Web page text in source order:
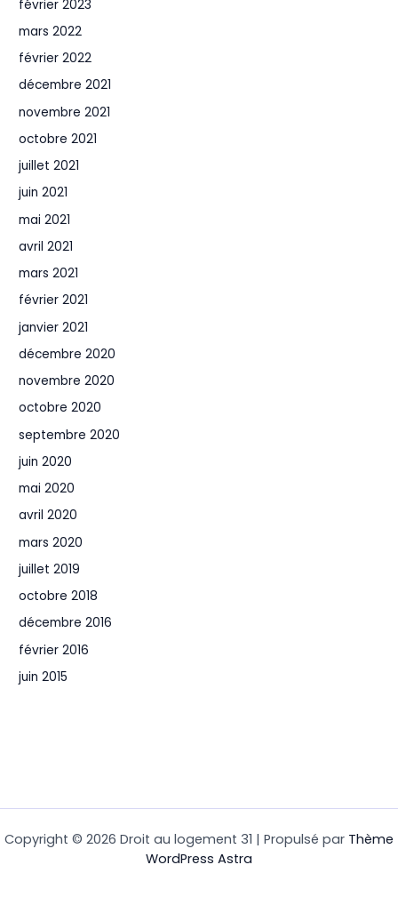
février 2023
mars 2022
février 2022
décembre 2021
novembre 2021
octobre 2021
juillet 2021
juin 2021
mai 2021
avril 2021
mars 2021
février 2021
janvier 2021
décembre 2020
novembre 2020
octobre 2020
septembre 2020
juin 2020
mai 2020
avril 2020
mars 2020
juillet 2019
octobre 2018
décembre 2016
février 2016
juin 2015
Copyright © 2026 Droit au logement 31 | Propulsé par Thème
WordPress Astra